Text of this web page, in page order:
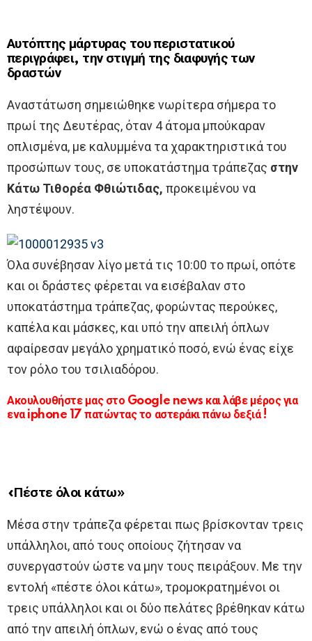
Αυτόπτης μάρτυρας του περιστατικού
περιγράφει, την στιγμή της διαφυγής των
δραστών
Αναστάτωση σημειώθηκε νωρίτερα σήμερα το
πρωί της Δευτέρας, όταν 4 άτομα μπούκαραν
οπλισμένα, με καλυμμένα τα χαρακτηριστικά του
προσώπων τους, σε υποκατάστημα τράπεζας στην
Κάτω Τιθορέα Φθιώτιδας, προκειμένου να
ληστέψουν.
Όλα συνέβησαν λίγο μετά τις 10:00 το πρωί, οπότε
και οι δράστες φέρεται να εισέβαλαν στο
υποκατάστημα τράπεζας, φορώντας περούκες,
καπέλα και μάσκες, και υπό την απειλή όπλων
αφαίρεσαν μεγάλο χρηματικό ποσό, ενώ ένας είχε
τον ρόλο του τσιλιαδόρου.
Ακουλουθήστε μας στο Google news και λάβε μέρος για
ενα iphone 17 πατώντας το αστεράκι πάνω δεξιά !
«Πέστε όλοι κάτω»
Μέσα στην τράπεζα φέρεται πως βρίσκονταν τρεις
υπάλληλοι, από τους οποίους ζήτησαν να
συνεργαστούν ώστε να μην τους πειράξουν. Με την
εντολή «πέστε όλοι κάτω», τρομοκρατημένοι οι
τρεις υπάλληλοι και οι δύο πελάτες βρέθηκαν κάτω
από την απειλή όπλων, ενώ ο ένας από τους